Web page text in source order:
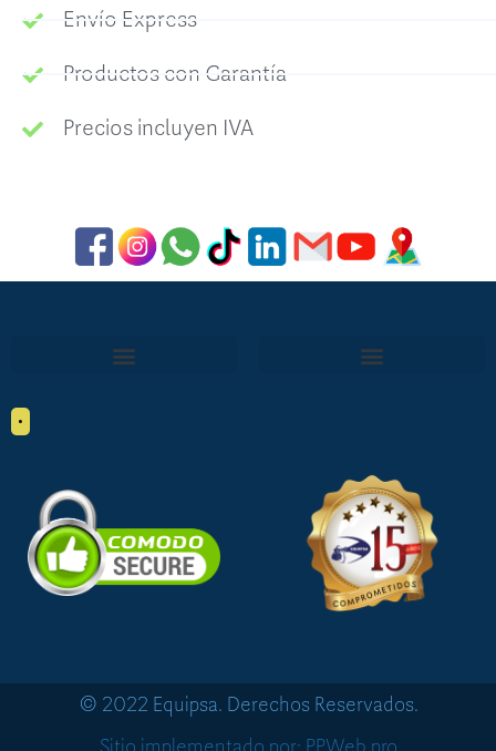
Envío Express
Productos con Garantía
Precios incluyen IVA
•
© 2022 Equipsa. Derechos Reservados.